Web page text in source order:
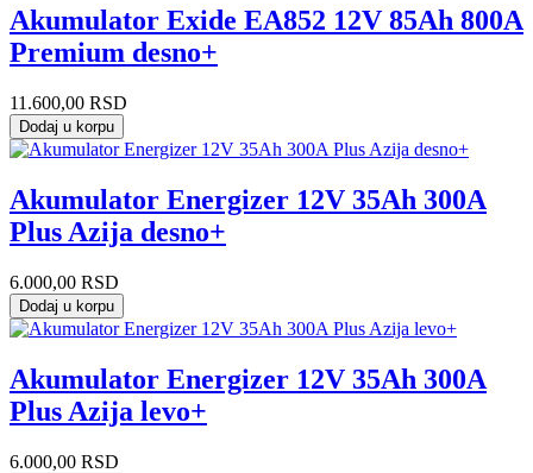
Akumulator Exide EA852 12V 85Ah 800A
Premium desno+
11.600,00 RSD
Dodaj u korpu
Akumulator Energizer 12V 35Ah 300A
Plus Azija desno+
6.000,00 RSD
Dodaj u korpu
Akumulator Energizer 12V 35Ah 300A
Plus Azija levo+
6.000,00 RSD